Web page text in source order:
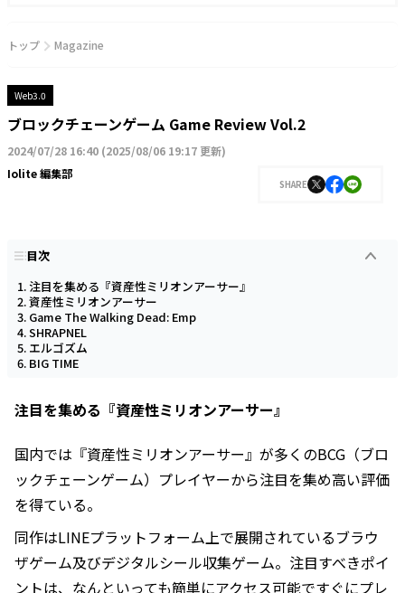
トップ Magazine
Web3.0
ブロックチェーンゲーム Game Review Vol.2
2024/07/28 16:40 (2025/08/06 19:17 更新)
Iolite 編集部
SHARE